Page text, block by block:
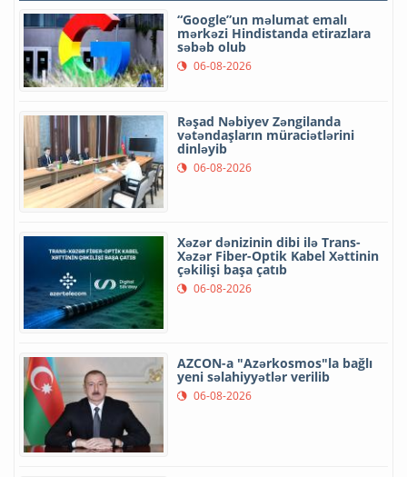
“Google”un məlumat emalı
mərkəzi Hindistanda etirazlara
səbəb olub
06-08-2026
Rəşad Nəbiyev Zəngilanda
vətəndaşların müraciətlərini
dinləyib
06-08-2026
Xəzər dənizinin dibi ilə Trans-
Xəzər Fiber-Optik Kabel Xəttinin
çəkilişi başa çatıb
06-08-2026
AZCON-a "Azərkosmos"la bağlı
yeni səlahiyyətlər verilib
06-08-2026